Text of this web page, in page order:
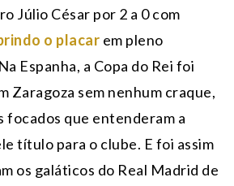
Júlio César por 2 a 0 com
o placar em pleno
Espanha, a Copa do Rei foi
Zaragoza sem nenhum craque,
focados que entenderam a
título para o clube. E foi assim
os galáticos do Real Madrid de